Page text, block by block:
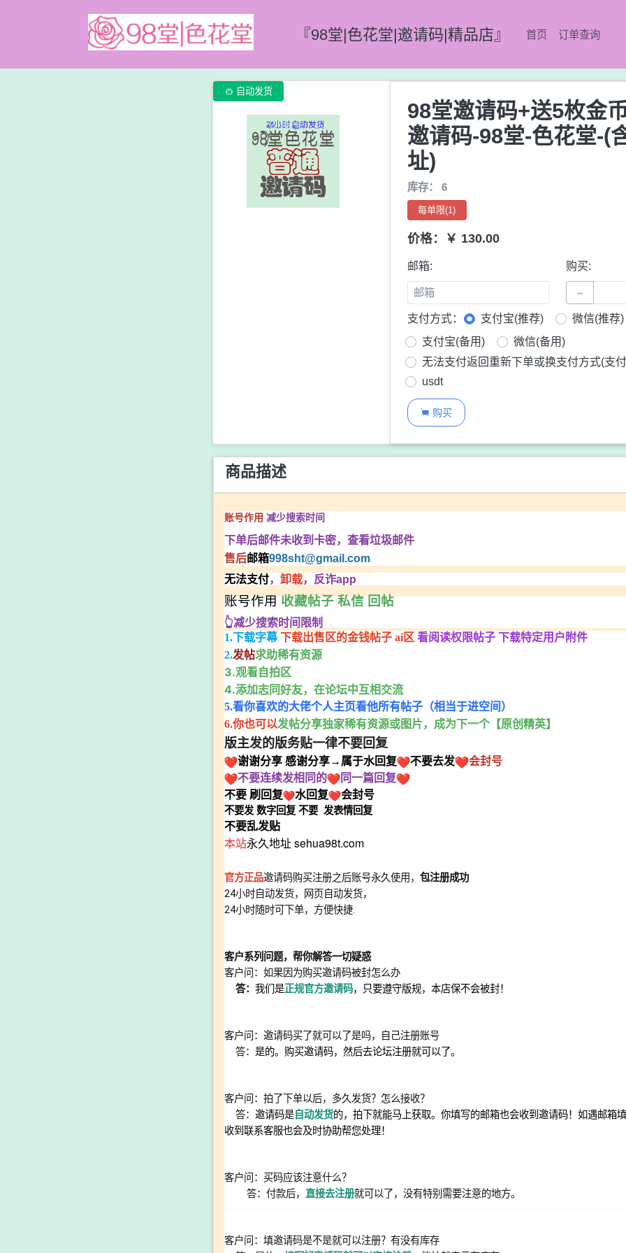
『98堂|色花堂|邀请码|精品店』 首页 订单查询
 自动发货
98堂邀请码+送5枚金
邀请码-98堂-色花堂-(
址)
库存： 6
每单限(1)
价格：￥ 130.00
邮箱: 购买:
−
支付方式： 支付宝(推荐)
微信(推荐)
支付宝(备用)
微信(备用)
无法支付返回重新下单或换支付方式(支
usdt
 购买
商品描述
账号作用 减少搜索时间
下单后邮件未收到卡密，查看垃圾邮件
售后邮箱998sht@gmail.com
无法支付， 卸载，反诈app
账号作用收藏帖子 私信 回帖
👆减少搜索时间限制
1.下载字幕下载出售区的金钱帖子 ai区 看阅读权限帖子 下载特定用户附件
2.发帖求助稀有资源
3.观看自拍区
4.添加志同好友，在论坛中互相交流
5.看你喜欢的大佬个人主页看他所有帖子（相当于进空间）
6.你也可以发帖分享独家稀有资源或图片，成为下一个【原创精英】
版主发的版务贴一律不要回复
谢谢分享感谢分享→属于水回复 不要去发
会封号
不要连续发相同的
同一篇回复
不要 刷回复 水回复 会封号
不要发 数字回复 不要 发表情回复
不要乱发贴
本站永久地址 sehua98t.com
官方正品邀请码购买注册之后账号永久使用， 包注册成功
24小时自动发货，网页自动发货，
24小时随时可下单，方便快捷.
客户系列问题，帮你解答一切疑惑
客户问：如果因为购买邀请码被封怎么办
答： 我们是正规官方邀请码，只要遵守版规，本店保不会被封！
客户问：邀请码买了就可以了是吗，自己注册账号
答： 是的。购买邀请码，然后去论坛注册就可以了。
客户问：拍了下单以后，多久发货？怎么接收？
答： 邀请码是 自动发货的，拍下就能马上获取。你填写的邮箱也会收到邀请码！如遇邮箱
收到联系客服也会及时协助帮您处理！
客户问：买码应该注意什么？
答：付款后， 直接去注册就可以了，没有特别需要注意的地方。
客户问：填邀请码是不是就可以注册？有没有库存